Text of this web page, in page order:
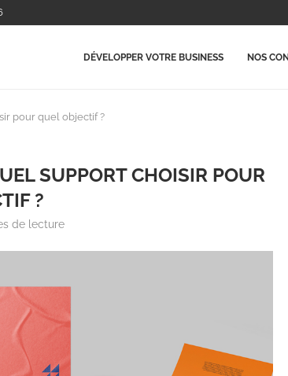
DÉVELOPPER VOTRE BUSINESS NOS
pour quel objectif ?
SUPPORT CHOISIR POUR
?
de lecture